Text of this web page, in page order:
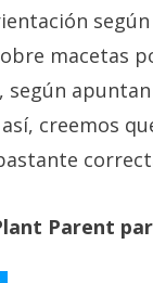
macetas
según
creemos
Parent